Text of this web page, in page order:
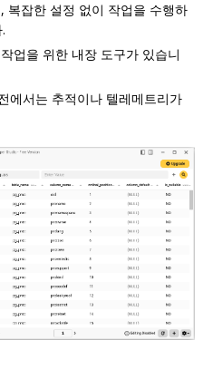
복잡한 설정 없이 작업을 수행하
업을 위한 내장 도구가 있습니
에서는 추적이나 텔레메트리가